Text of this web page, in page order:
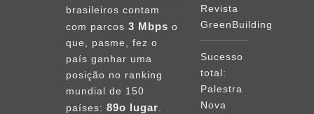
brasileiros contam
com parcos 3 Mbps o
que, pasme, fez o
país ganhar uma
posição no ranking
mundial de 150
países: 89o lugar
Revista
GreenBuilding
Sucesso
total:
Palestra
Nova